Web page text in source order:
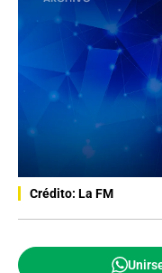
Crédito: La FM